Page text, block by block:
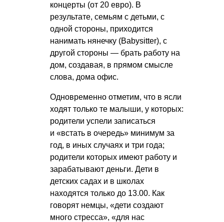
концерты (от 20 евро). В
результате, семьям с детьми, с
одной стороны, приходится
нанимать нянечку (Babysitter), с
другой стороны — брать работу на
дом, создавая, в прямом смысле
слова, дома офис.
Одновременно отметим, что в ясли
ходят только те малыши, у которых:
родители успели записаться
и «встать в очередь» минимум за
год, в иных случаях и три года;
родители которых имеют работу и
зарабатывают деньги. Дети в
детских садах и в школах
находятся только до 13.00. Как
говорят немцы, «дети создают
много стресса», «для нас